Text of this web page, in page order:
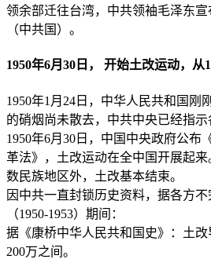
领余部迁往台湾，中共领袖毛泽东
（中共国）。
1950年6月30日， 开始土改运动，从
1950年1月24日，中华人民共和国刚
的硝烟尚未散去，中共中央已经指示
1950年6月30日，中国中央政府公布
革法》，土改运动在全中国开展起
数民族地区外，土改基本结束。
因中共一直封锁历史资料，据各方
（1950-1953）期间：
据《康桥中华人民共和国史》：土
200万之间。